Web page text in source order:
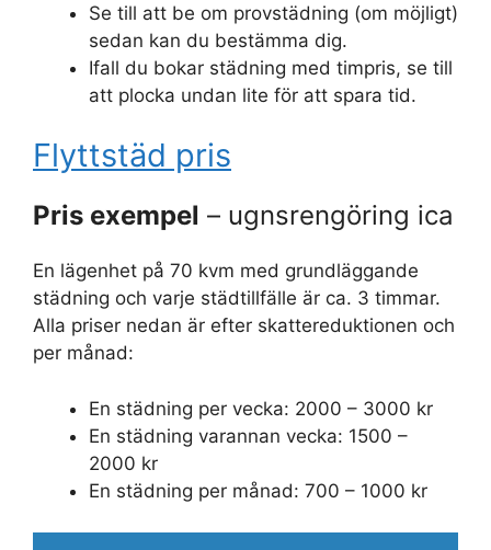
Se till att be om provstädning (om möjligt)
sedan kan du bestämma dig.
Ifall du bokar städning med timpris, se till
att plocka undan lite för att spara tid.
Flyttstäd pris
Pris exempel – ugnsrengöring ica
En lägenhet på 70 kvm med grundläggande
städning och varje städtillfälle är ca. 3 timmar.
Alla priser nedan är efter skattereduktionen och
per månad:
En städning per vecka: 2000 – 3000 kr
En städning varannan vecka: 1500 –
2000 kr
En städning per månad: 700 – 1000 kr